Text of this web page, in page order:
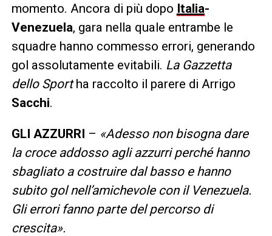
momento. Ancora di più dopo Italia-
Venezuela, gara nella quale entrambe le
squadre hanno commesso errori, generando
gol assolutamente evitabili. La Gazzetta
dello Sportha raccolto il parere di Arrigo
Sacchi.
GLI AZZURRI – «Adesso non bisogna dare
la croce addosso agli azzurri perché hanno
sbagliato a costruire dal basso e hanno
subito gol nell’amichevole con il Venezuela.
Gli errori fanno parte del percorso di
crescita».